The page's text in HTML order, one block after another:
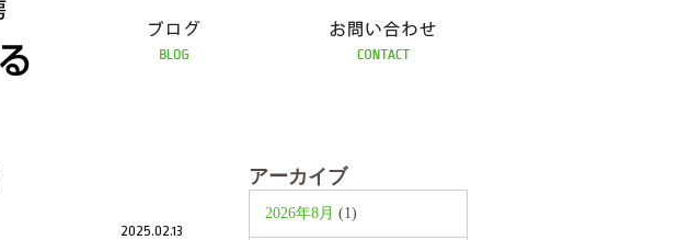
2025.02.13
アーカイブ
2026年8月 (1)